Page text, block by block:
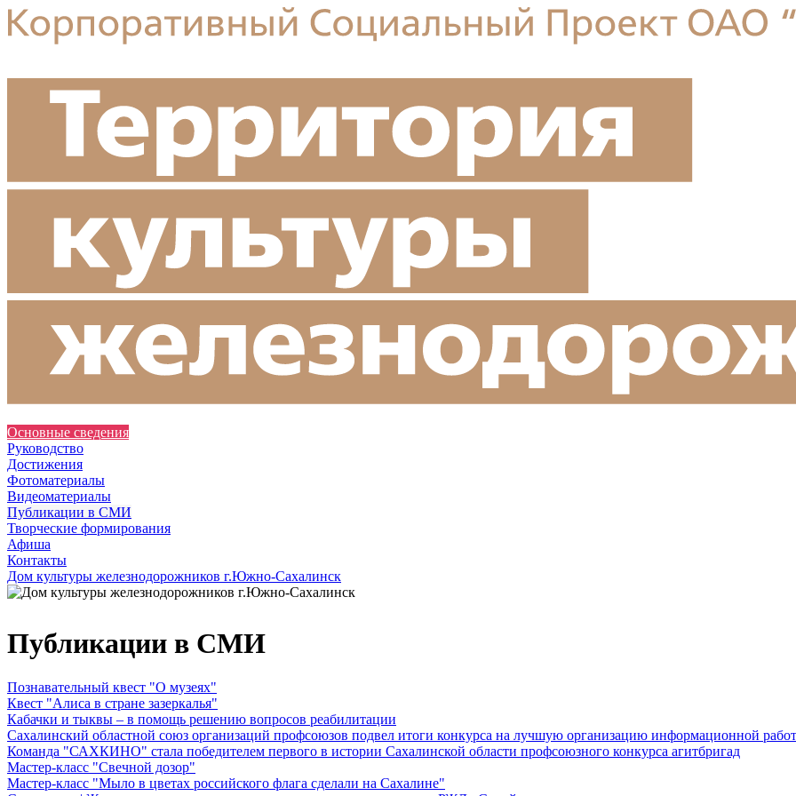
Основные сведения
Руководство
Достижения
Фотоматериалы
Видеоматериалы
Публикации в СМИ
Творческие формирования
Афиша
Контакты
Дом культуры железнодорожников г.Южно-Сахалинск
Публикации в СМИ
Познавательный квест "О музеях"
Квест "Алиса в стране зазеркалья"
Кабачки и тыквы – в помощь решению вопросов реабилитации
Сахалинский областной союз организаций профсоюзов подвел итоги конкурса на лучшую организацию информационной
Команда "САХКИНО" стала победителем первого в истории Сахалинской области профсоюзного конкурса агитбригад
Мастер-класс "Свечной дозор"
Мастер-класс "Мыло в цветах российского флага сделали на Сахалине"